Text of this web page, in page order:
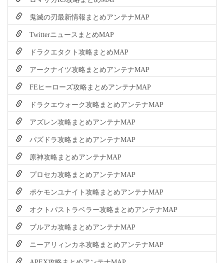
鬼滅の刃最新情報まとめアンテナMAP
TwitterニュースまとめMAP
ドラクエタクト攻略まとめMAP
アークナイツ攻略まとめアンテナMAP
FEヒーローズ攻略まとめアンテナMAP
ドラクエウォーク攻略まとめアンテナMAP
アズレン攻略まとめアンテナMAP
パズドラ攻略まとめアンテナMAP
原神攻略まとめアンテナMAP
プロセカ攻略まとめアンテナMAP
ポケモンユナイト攻略まとめアンテナMAP
オクトパストラベラー攻略まとめアンテナMAP
ブルアカ攻略まとめアンテナMAP
ニーアリィンカネ攻略まとめアンテナMAP
APEX攻略まとめアンテナMAP